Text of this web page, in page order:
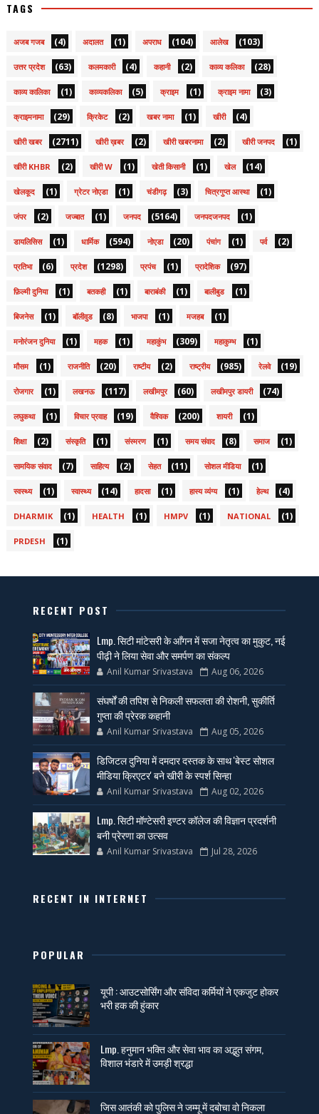
TAGS
अजब गजब (4) अदालत (1) अपराध (104) आलेख (103)
उत्तर प्रदेश (63) कलमकारी (4) कहानी (2) काव्य कलिका (28)
काव्य कालिका (1) काव्यकलिका (5) क्राइम (1) क्राइम नामा (3)
क्राइमनामा (29) क्रिकेट (2) खबर नामा (1) खीरी (4)
खीरी खबर (2711) खीरी ख़बर (2) खीरी खबरनामा (2) खीरी जनपद (1)
खीरी KHBR (2) खीरी W (1) खेती किसानी (1) खेल (14)
खेलकूद (1) ग्रेटर नोएडा (1) चंडीगढ़ (3) चित्रगुप्त आस्था (1)
जंपर (2) जज्बात (1) जनपद (5164) जनपदजनपद (1)
डायलिसिस (1) धार्मिक (594) नोएडा (20) पंचांग (1) पर्व (2)
प्रतिभा (6) प्रदेश (1298) प्रपंच (1) प्रादेशिक (97)
फ़िल्मी दुनिया (1) बतकही (1) बाराबंकी (1) बालीबुड (1)
बिजनेस (1) बॉलीवुड (8) भाजपा (1) मजहब (1)
मनोरंजन दुनिया (1) महक (1) महाकुंभ (309) महाकुम्भ (1)
मौसम (1) राजनीति (20) राष्टीय (2) राष्ट्रीय (985) रेलवे (19)
रोजगार (1) लखनऊ (117) लखीमपुर (60) लखीमपुर डायरी (74)
लघुकथा (1) विचार प्रवाह (19) वैश्विक (200) शायरी (1)
शिक्षा (2) संस्कृति (1) संस्मरण (1) समय संवाद (8) समाज (1)
सामयिक संवाद (7) साहित्य (2) सेहत (11) सोशल मीडिया (1)
स्वस्थ्य (1) स्वास्थ्य (14) हादसा (1) हास्य व्यंग्य (1) हेल्थ (4)
DHARMIK (1) HEALTH (1) HMPV (1) NATIONAL (1)
PRDESH (1)
RECENT POST
Lmp. सिटी मांटेसरी के आँगन में सजा नेतृत्व का मुकुट, नई
पीढ़ी ने लिया सेवा और समर्पण का संकल्प
Anil Kumar Srivastava Aug 06, 2026
संघर्षों की तपिश से निकली सफलता की रोशनी, सुकीर्ति
गुप्ता की प्रेरक कहानी
Anil Kumar Srivastava Aug 05, 2026
डिजिटल दुनिया में दमदार दस्तक के साथ 'बेस्ट सोशल
मीडिया क्रिएटर' बने खीरी के स्पर्श सिन्हा
Anil Kumar Srivastava Aug 02, 2026
Lmp. सिटी मॉण्टेसरी इण्टर कॉलेज की विज्ञान प्रदर्शनी
बनी प्रेरणा का उत्सव
Anil Kumar Srivastava Jul 28, 2026
RECENT IN INTERNET
POPULAR
यूपी : आउटसोर्सिंग और संविदा कर्मियों ने एकजुट होकर
भरी हक की हुंकार
Lmp. हनुमान भक्ति और सेवा भाव का अद्भुत संगम,
विशाल भंडारे में उमड़ी श्रद्धा
जिस आतंकी को पुलिस ने जम्मू में दबोचा वो निकला